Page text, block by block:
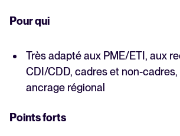
Pour qui
Très adapté aux PME/ETI, aux
CDI/CDD, cadres et non-
ancrage régional
Points forts